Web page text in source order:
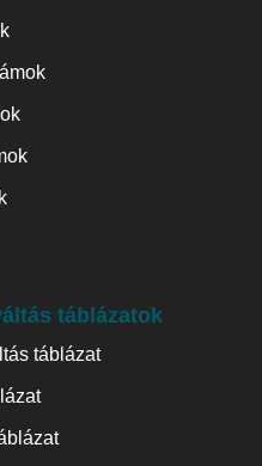
táblázatok
táblázat